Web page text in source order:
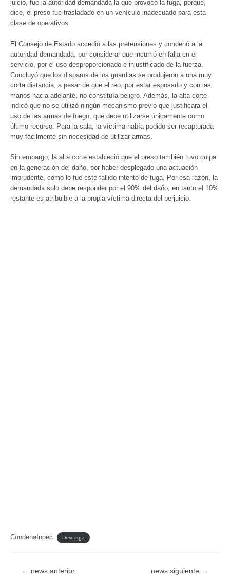
juicio, fue la autoridad demandada la que provocó la fuga, porque,
dice, el preso fue trasladado en un vehículo inadecuado para esta
clase de operativos.
El Consejo de Estado accedió a las pretensiones y condenó a la
autoridad demandada, por considerar que incurrió en falla en el
servicio, por el uso desproporcionado e injustificado de la fuerza.
Concluyó que los disparos de los guardias se produjeron a una muy
corta distancia, a pesar de que el reo, por estar esposado y con las
manos hacia adelante, no constituía peligro. Además, la alta corte
indicó que no se utilizó ningún mecanismo previo que justificara el
uso de las armas de fuego, que debe utilizarse únicamente como
último recurso. Para la sala, la víctima había podido ser recapturada
muy fácilmente sin necesidad de utilizar armas.
Sin embargo, la alta corte estableció que el preso también tuvo culpa
en la generación del daño, por haber desplegado una actuación
imprudente, como lo fue este fallido intento de fuga. Por esa razón, la
demandada solo debe responder por el 90% del daño, en tanto el 10%
restante es atribuible a la propia víctima directa del perjuicio.
CondenaInpec Descarga
← news anterior news siguiente →